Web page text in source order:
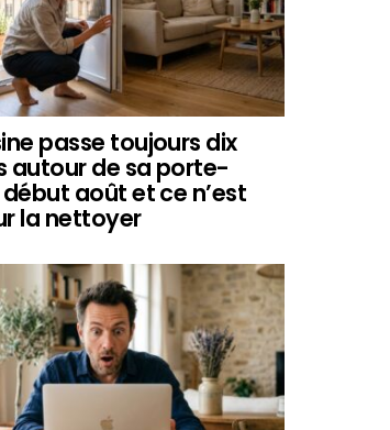
passe toujours dix
autour de sa porte-
août et ce n’est
la nettoyer